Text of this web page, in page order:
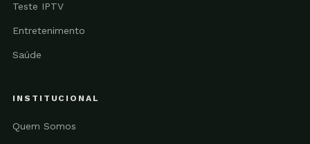
Teste IPTV
Entretenimento
Saúde
INSTITUCIONAL
Quem Somos